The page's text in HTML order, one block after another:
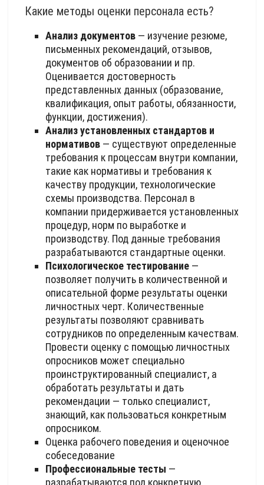
Какие методы оценки персонала есть?
Анализ документов — изучение резюме,
письменных рекомендаций, отзывов,
документов об образовании и пр.
Оценивается достоверность
представленных данных (образование,
квалификация, опыт работы, обязанности,
функции, достижения).
Анализ установленных стандартов и
нормативов — существуют определенные
требования к процессам внутри компании,
такие как нормативы и требования к
качеству продукции, технологические
схемы производства. Персонал в
компании придерживается установленных
процедур, норм по выработке и
производству. Под данные требования
разрабатываются стандартные оценки.
Психологическое тестирование —
позволяет получить в количественной и
описательной форме результаты оценки
личностных черт. Количественные
результаты позволяют сравнивать
сотрудников по определенным качествам.
Провести оценку с помощью личностных
опросников может специально
проинструктированный специалист, а
обработать результаты и дать
рекомендации — только специалист,
знающий, как пользоваться конкретным
опросником.
Оценка рабочего поведения и оценочное
собеседование
Профессиональные тесты —
разрабатываются под конкретную